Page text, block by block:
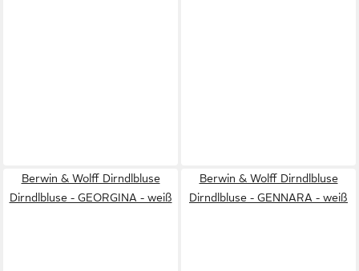
Berwin & Wolff Dirndlbluse
Dirndlbluse - GEORGINA - weiß
Berwin & Wolff Dirndlbluse
Dirndlbluse - GENNARA - weiß